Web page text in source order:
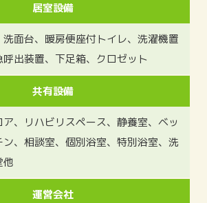
居室設備
面台、暖房便座付トイレ、洗濯機置
出装置、下足箱、クロゼット
共有設備
、リハビリスペース、静養室、ベッ
ン、相談室、個別浴室、特別浴室、洗
他
運営会社